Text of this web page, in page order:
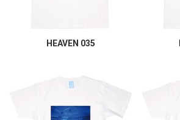
HEAVEN 035